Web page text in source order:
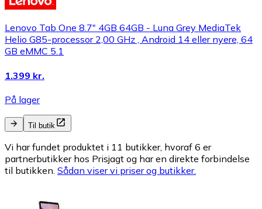
Lenovo Tab One 8.7" 4GB 64GB - Luna Grey MediaTek
Helio G85-processor 2,00 GHz , Android 14 eller nyere, 64
GB eMMC 5.1
1.399 kr.
På lager
Til butik
Vi har fundet produktet i 11 butikker, hvoraf 6 er
partnerbutikker hos Prisjagt og har en direkte forbindelse
til butikken. Sådan viser vi priser og butikker.